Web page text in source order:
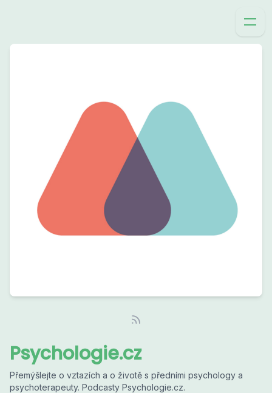
Psychologie.cz
Přemýšlejte o vztazích a o životě s předními psychology a
psychoterapeuty. Podcasty Psychologie.cz.